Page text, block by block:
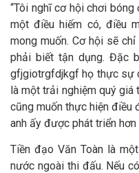
“Tôi nghĩ cơ hội chơi
một điều hiếm có, điều
mong muốn. Cơ hội sẽ
phải biết tận dụng. Đặc
gfjgiotrgfdjkgf họ thực sự
là một trải nghiệm quý giá
cũng muốn thực hiện điều
anh ấy được phát triển
Tiền đạo Văn Toàn là
nước ngoài thi đấu. Nếu